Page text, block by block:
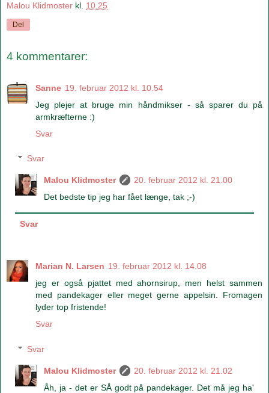
Malou Klidmoster kl. 10.25
Del
4 kommentarer:
Sanne 19. februar 2012 kl. 10.54
Jeg plejer at bruge min håndmikser - så sparer du på
armkræfterne :)
Svar
Svar
Malou Klidmoster
20. februar 2012 kl. 21.00
Det bedste tip jeg har fået længe, tak ;-)
Svar
Marian N. Larsen 19. februar 2012 kl. 14.08
jeg er også pjattet med ahornsirup, men helst sammen
med pandekager eller meget gerne appelsin. Fromagen
lyder top fristende!
Svar
Svar
Malou Klidmoster
20. februar 2012 kl. 21.02
Åh, ja - det er SÅ godt på pandekager. Det må jeg ha'